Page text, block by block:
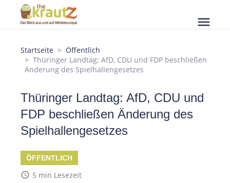
menu
Startseite
Öffentlich
Thüringer Landtag: AfD, CDU und FDP beschließen
Änderung des Spielhallengesetzes
Thüringer Landtag: AfD, CDU und
FDP beschließen Änderung des
Spielhallengesetzes
ÖFFENTLICH
access_time 5 min Lesezeit